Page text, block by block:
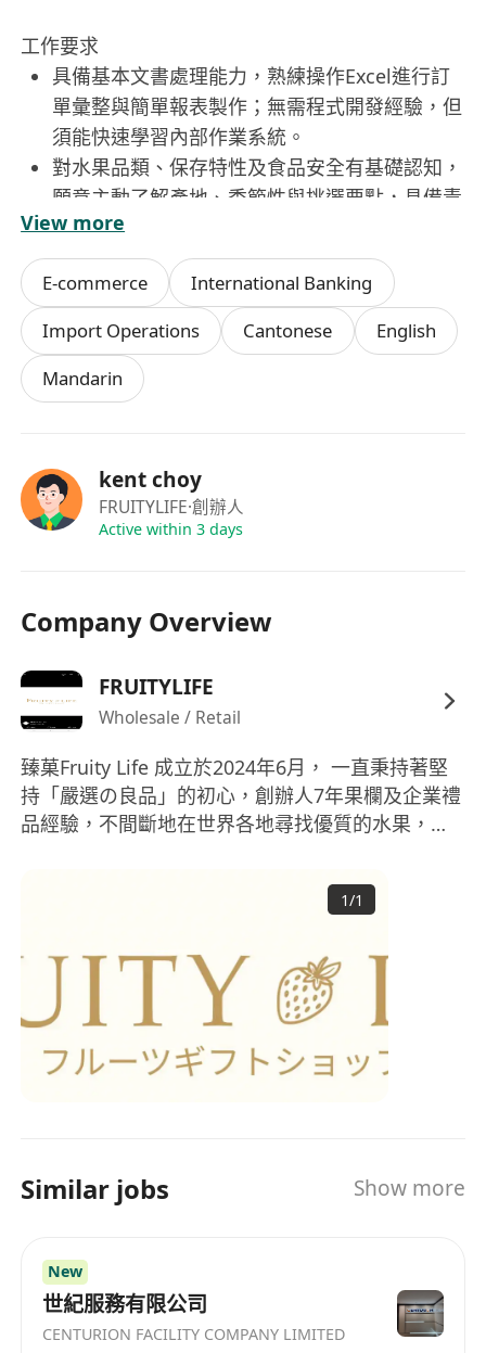
工作要求
具備基本文書處理能力，熟練操作Excel進行訂
單彙整與簡單報表製作；無需程式開發經驗，但
須能快速學習內部作業系統。
對水果品類、保存特性及食品安全有基礎認知，
願意主動了解產地、季節性與挑選要點，具備責
任感與細心度。
具備良好溝通協調能力，能清晰回應客戶詢問、
同步內部資訊，並適應多任務並行之工作節奏。
樂於團隊合作，具服務意識與正向態度，能接受
偶爾於假日或高峯時段支援現場作業。
View more
E-commerce
International Banking
Import Operations
Cantonese
English
Mandarin
kent choy
FRUITYLIFE·創辦人
Active within 3 days
Company Overview
FRUITYLIFE
Wholesale / Retail
臻菓Fruity Life 成立於2024年6月， 一直秉持著堅
持「嚴選の良品」的初心，創辦人7年果欄及企業禮
品經驗，不間斷地在世界各地尋找優質的水果，只
1/1
Similar jobs Show more
New
世紀服務有限公司
CENTURION FACILITY COMPANY LIMITED